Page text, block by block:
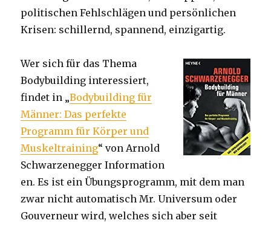
politischen Fehlschlägen und persönlichen
Krisen: schillernd, spannend, einzigartig.
Wer sich für das Thema
Bodybuilding interessiert,
findet in „Bodybuilding für
Männer: Das perfekte
Programm für Körper und
Muskeltraining“ von Arnold
Schwarzenegger Information
en. Es ist ein Übungsprogramm, mit dem man
zwar nicht automatisch Mr. Universum oder
Gouverneur wird, welches sich aber seit